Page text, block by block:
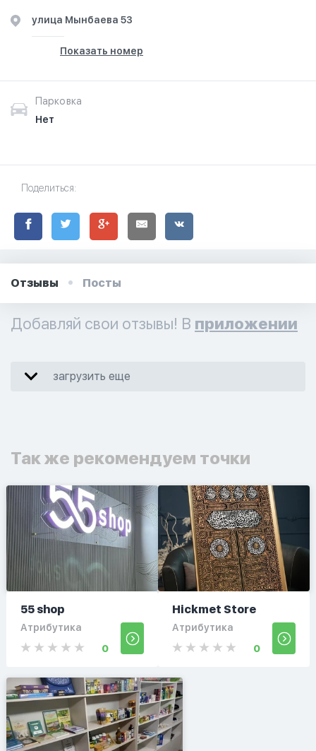
улица Мынбаева 53
Показать номер
Парковка
Нет
Поделиться:
Отзывы Посты
Добавляй свои отзывы! В приложении
загрузить еще
Так же рекомендуем точки
55 shop
Атрибутика
0
Hickmet Store
Атрибутика
0